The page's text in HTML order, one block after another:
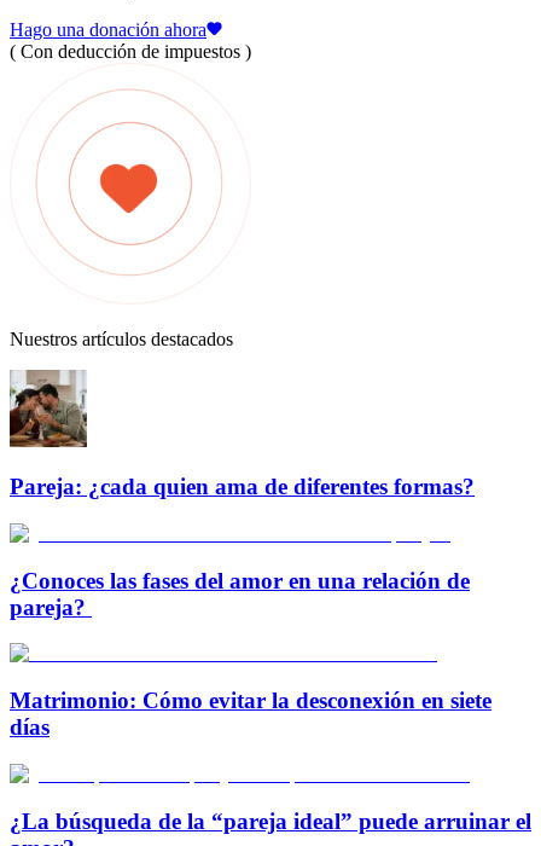
Hago una donación ahora
( Con deducción de impuestos )
Nuestros artículos destacados
Pareja: ¿cada quien ama de diferentes formas?
¿Conoces las fases del amor en una relación de
pareja?
Matrimonio: Cómo evitar la desconexión en siete
días
¿La búsqueda de la “pareja ideal” puede arruinar el